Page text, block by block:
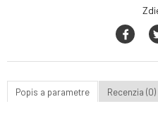
Popis a parametre Recenzia (0)